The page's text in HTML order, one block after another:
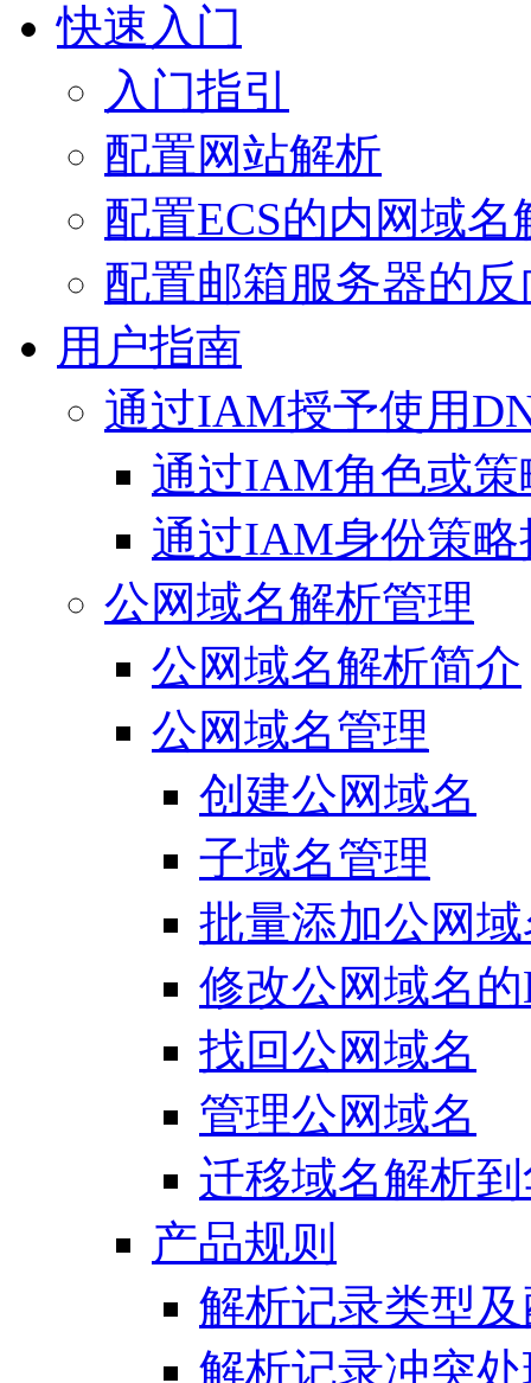
快速入门
入门指引
配置网站解析
配置ECS的内网域名
配置邮箱服务器的
用户指南
通过IAM授予使用
通过IAM角色或
通过IAM身份策
公网域名解析管理
公网域名解析简介
公网域名管理
创建公网域名
子域名管理
批量添加公网
修改公网域名
找回公网域名
管理公网域名
迁移域名解析
产品规则
解析记录类型
解析记录冲突